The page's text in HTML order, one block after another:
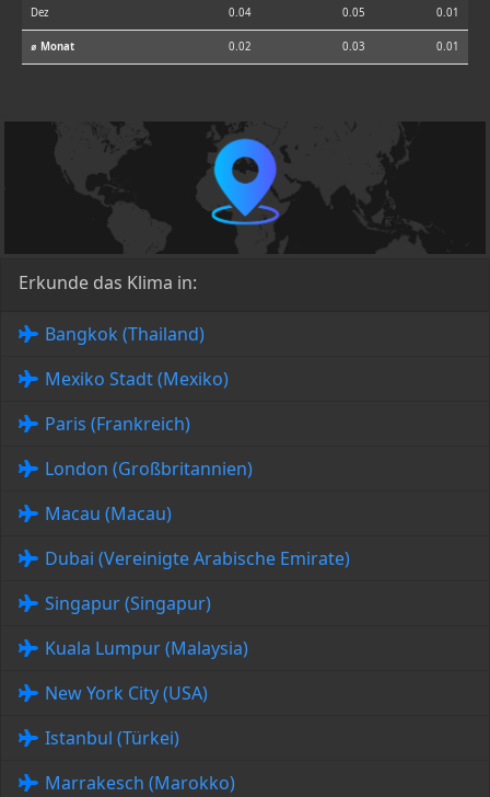
Dez 0.04 0.05 0.01
⌀ Monat 0.02 0.03 0.01
Erkunde das Klima in:
Bangkok (Thailand)
Mexiko Stadt (Mexiko)
Paris (Frankreich)
London (Großbritannien)
Macau (Macau)
Dubai (Vereinigte Arabische Emirate)
Singapur (Singapur)
Kuala Lumpur (Malaysia)
New York City (USA)
Istanbul (Türkei)
Marrakesch (Marokko)